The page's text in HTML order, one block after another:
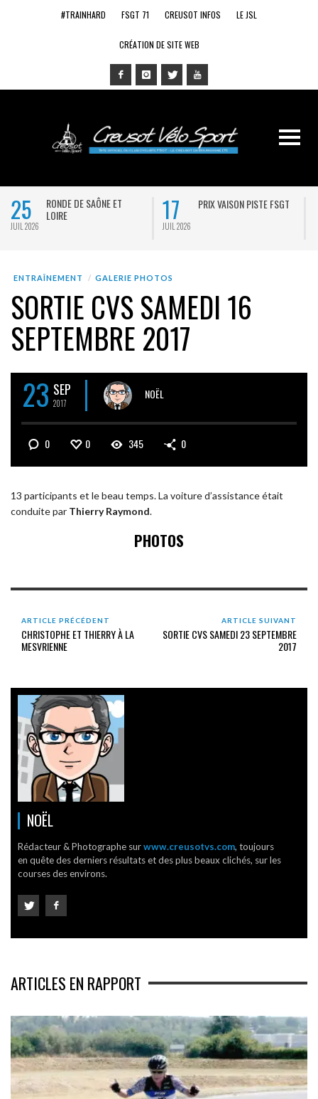
#TRAINHARD FSGT 71 CREUSOT INFOS LE JSL
CRÉATION DE SITE WEB
25
JUIL 2026
RONDE DE SAÔNE ET
LOIRE
17
JUIL 2026
PRIX VAISON PISTE FSGT
ENTRAÎNEMENT GALERIE PHOTOS
SORTIE CVS SAMEDI 16
SEPTEMBRE 2017
23 SEP
2017
NOËL
0 0 345 0
13 participants et le beau temps. La voiture d’assistance était
conduite par Thierry Raymond.
PHOTOS
ARTICLE PRÉCÉDENT
CHRISTOPHE ET THIERRY À LA
MESVRIENNE
ARTICLE SUIVANT
SORTIE CVS SAMEDI 23 SEPTEMBRE
2017
NOËL
Rédacteur & Photographe surwww.creusotvs.com, toujours
en quête des derniers résultats et des plus beaux clichés, sur les
courses des environs.
ARTICLES EN RAPPORT